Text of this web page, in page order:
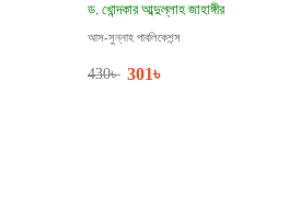
ড. খোন্দকার আব্দুল্লাহ জাহাঙ্গীর
আস-সুন্নাহ পাবলিকেশন্স
430৳ 301৳